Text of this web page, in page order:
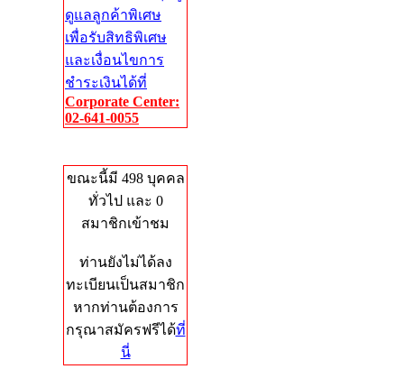
ดูแลลูกค้าพิเศษ
เพื่อรับสิทธิพิเศษ
และเงื่อนไขการ
ชำระเงินได้ที่
Corporate Center:
02-641-0055
ขณะนี้มี 498 บุคคล
ทั่วไป และ 0
สมาชิกเข้าชม
ท่านยังไม่ได้ลง
ทะเบียนเป็นสมาชิก
หากท่านต้องการ
กรุณาสมัครฟรีได้ที่
นี่